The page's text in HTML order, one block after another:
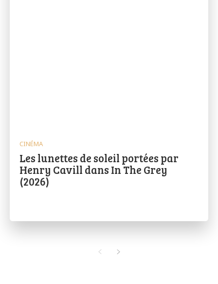
CINÉMA
Les lunettes de soleil portées par
Henry Cavill dans In The Grey
(2026)